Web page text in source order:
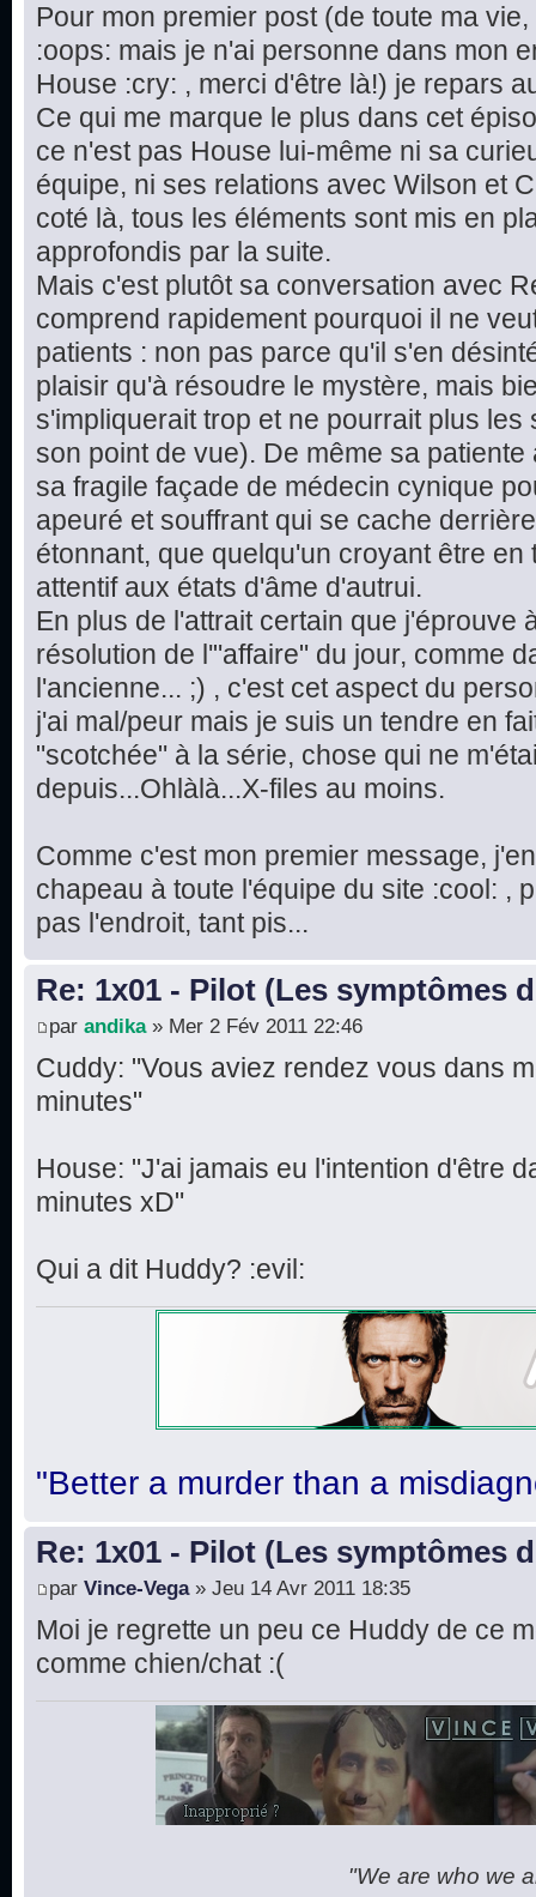
Pour mon premier post (de toute ma
:oops: mais je n'ai personne dans mon
House :cry: , merci d'être là!) je repars
Ce qui me marque le plus dans cet
ce n'est pas House lui-même ni sa
équipe, ni ses relations avec Wilson et
coté là, tous les éléments sont mis en
approfondis par la suite.
Mais c'est plutôt sa conversation avec
comprend rapidement pourquoi il ne
patients : non pas parce qu'il s'en
plaisir qu'à résoudre le mystère, mais
s'impliquerait trop et ne pourrait plus
son point de vue). De même sa
sa fragile façade de médecin cynique
apeuré et souffrant qui se cache
étonnant, que quelqu'un croyant être
attentif aux états d'âme d'autrui.
En plus de l'attrait certain que j'éprouve
résolution de l'"affaire" du jour, comme
l'ancienne... ;) , c'est cet aspect du
j'ai mal/peur mais je suis un tendre en
"scotchée" à la série, chose qui ne
depuis...Ohlàlà...X-files au moins.
Comme c'est mon premier message,
chapeau à toute l'équipe du site :cool: ,
pas l'endroit, tant pis...
Re: 1x01 - Pilot (Les symptômes
par andika» Mer 2 Fév 2011 22:46
Cuddy: "Vous aviez rendez vous dans
minutes"
House: "J'ai jamais eu l'intention d'être
minutes xD"
Qui a dit Huddy? :evil:
"Better a murder than a
Re: 1x01 - Pilot (Les symptômes
par Vince-Vega» Jeu 14 Avr 2011 18:35
Moi je regrette un peu ce Huddy de ce
comme chien/chat :(
"We are who we